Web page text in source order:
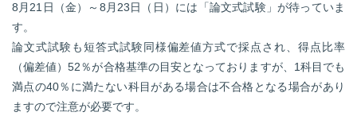
8月21日（金）～8月23日（日）には「論文式試験」が待っていま
す。
論文式試験も短答式試験同様偏差値方式で採点され、得点比率
（偏差値）52％が合格基準の目安となっておりますが、1科目でも
満点の40％に満たない科目がある場合は不合格となる場合があり
ますので注意が必要です。